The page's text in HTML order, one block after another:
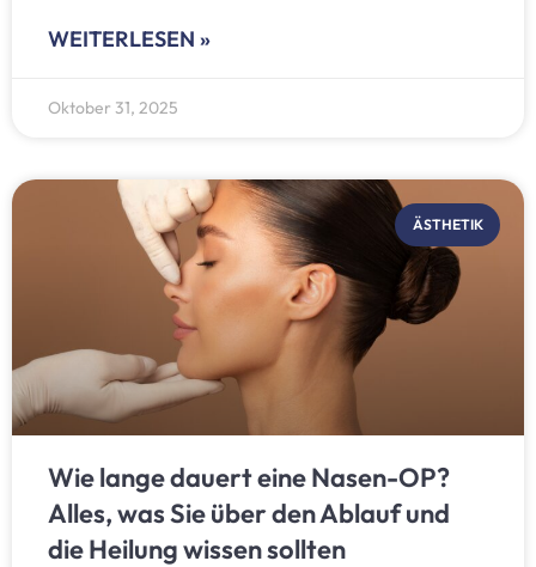
WEITERLESEN »
Oktober 31, 2025
ÄSTHETIK
Wie lange dauert eine Nasen-OP?
Alles, was Sie über den Ablauf und
die Heilung wissen sollten